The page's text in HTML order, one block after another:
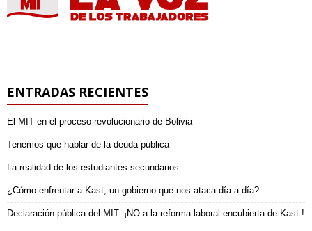
ENTRADAS RECIENTES
El MIT en el proceso revolucionario de Bolivia
Tenemos que hablar de la deuda pública
La realidad de los estudiantes secundarios
¿Cómo enfrentar a Kast, un gobierno que nos ataca día a día?
Declaración pública del MIT. ¡NO a la reforma laboral encubierta de Kast !